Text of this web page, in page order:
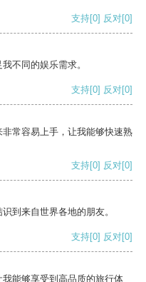
支持[0] 反对[0]
不同的娱乐需求。
支持[0] 反对[0]
常容易上手，让我能够快速熟
支持[0] 反对[0]
到来自世界各地的朋友。
支持[0] 反对[0]
能够享受到高品质的旅行体